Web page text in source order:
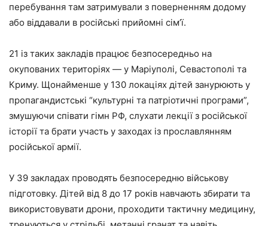
перебування там затримували з поверненням додому
або віддавали в російські прийомні сім’ї.
21 із таких закладів працює безпосередньо на
окупованих територіях — у Маріуполі, Севастополі та
Криму. Щонайменше у 130 локаціях дітей занурюють у
пропагандистські “культурні та патріотичні програми”,
змушуючи співати гімн РФ, слухати лекції з російської
історії та брати участь у заходах із прославлянням
російської армії.
У 39 закладах проводять безпосередню військову
підготовку. Дітей від 8 до 17 років навчають збирати та
використовувати дрони, проходити тактичну медицину,